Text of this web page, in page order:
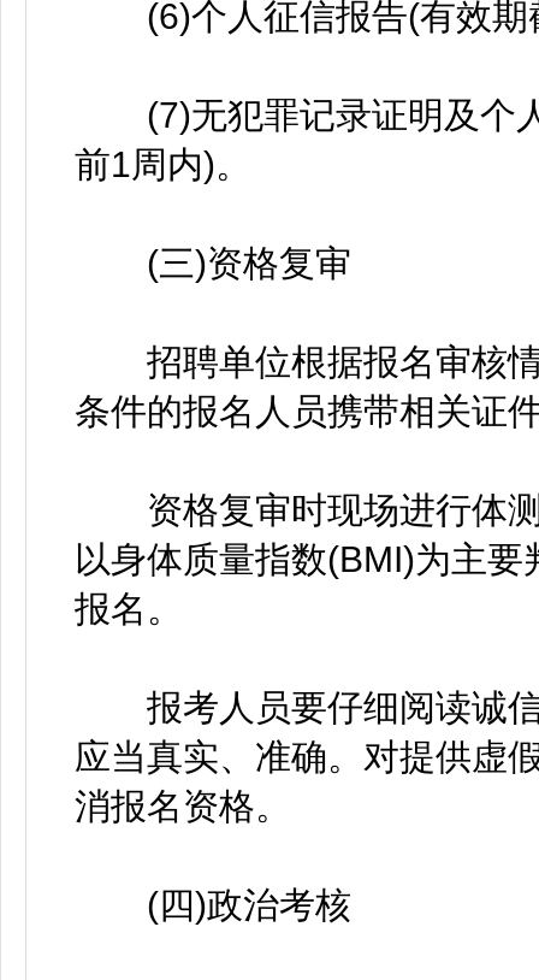
(6)个人征信报告(有效期
(7)无犯罪记录证明及个
前1周内)。
(三)资格复审
招聘单位根据报名审核情
条件的报名人员携带相关证
资格复审时现场进行体测
以身体质量指数(BMI)为主
报名。
报考人员要仔细阅读诚信
应当真实、准确。对提供虚
消报名资格。
(四)政治考核